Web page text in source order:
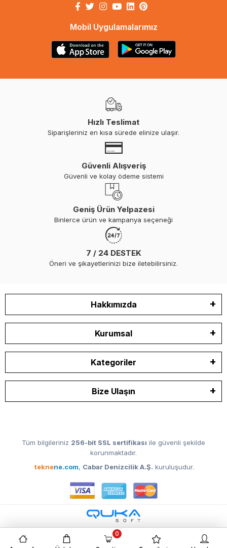
Mobil Uygulamalarımız
Hızlı Teslimat
Siparişleriniz en kısa sürede elinize ulaşır.
Güvenli Alışveriş
Güvenli ve kolay ödeme sistemi
Geniş Ürün Yelpazesi
Binlerce ürün ve kampanya seçeneği
7 / 24 DESTEK
Öneri ve şikayetlerinizi bize iletebilirsiniz.
Hakkımızda
Kurumsal
Kategoriler
Bize Ulaşın
Tüm bilgileriniz 256-bit SSL sertifikası ile güvenli şekilde
korunmaktadır.
teknene.com, Cabar Denizcilik A.Ş. kuruluşudur.
0